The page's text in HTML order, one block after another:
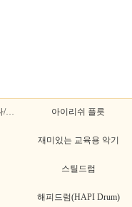
사푼/미니오보에/께나/께나초 아이리쉬 플릇
재미있는 교육용 악기
스틸드럼
해피드럼(HAPI Drum)